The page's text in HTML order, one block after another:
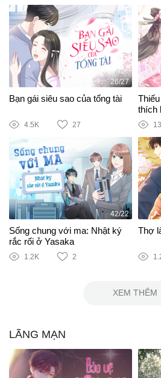
26/27
Bạn gái siêu sao của tổng tài
4.5K 27
thích
42/22
Sống chung với ma: Nhật ký
rắc rối ở Yasaka
1.2K 2
Thợ
XEM THÊM
LÃNG MẠN